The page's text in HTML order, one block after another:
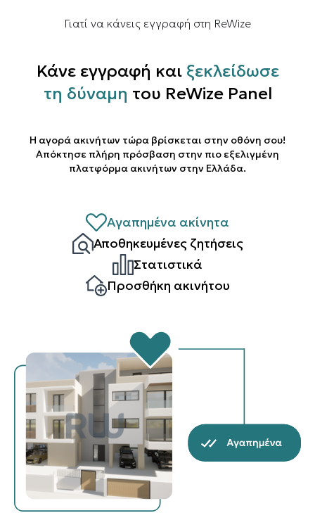
Γιατί να κάνεις εγγραφή στη ReWize
Κάνε εγγραφή και ξεκλείδωσε
τη δύναμη του ReWize Panel
Η αγορά ακινήτων τώρα βρίσκεται στην οθόνη σου!
Απόκτησε πλήρη πρόσβαση στην πιο εξελιγμένη
πλατφόρμα ακινήτων στην Ελλάδα.
Αγαπημένα ακίνητα
Αποθηκευμένες ζητήσεις
Στατιστικά
Προσθήκη ακινήτου